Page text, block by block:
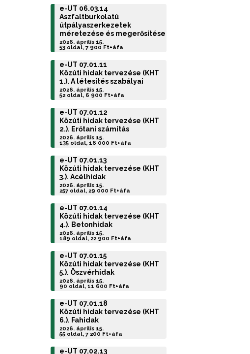
e-UT 06.03.14
Aszfaltburkolatú
útpályaszerkezetek
méretezése és megerősítése
2026. április 15.
53 oldal, 7 900 Ft+áfa
e-UT 07.01.11
Közúti hidak tervezése (KHT
1.). A létesítés szabályai
2026. április 15.
52 oldal, 6 900 Ft+áfa
e-UT 07.01.12
Közúti hidak tervezése (KHT
2.). Erőtani számítás
2026. április 15.
135 oldal, 16 000 Ft+áfa
e-UT 07.01.13
Közúti hidak tervezése (KHT
3.). Acélhidak
2026. április 15.
257 oldal, 29 000 Ft+áfa
e-UT 07.01.14
Közúti hidak tervezése (KHT
4.). Betonhidak
2026. április 15.
189 oldal, 22 900 Ft+áfa
e-UT 07.01.15
Közúti hidak tervezése (KHT
5.). Öszvérhidak
2026. április 15.
90 oldal, 11 600 Ft+áfa
e-UT 07.01.18
Közúti hidak tervezése (KHT
6.). Fahidak
2026. április 15.
55 oldal, 7 200 Ft+áfa
e-UT 07.02.13